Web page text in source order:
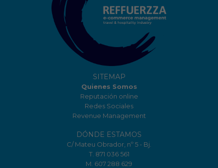
SITEMAP
Quienes Somos
Reputación online
Redes Sociales
Revenue Management
DÓNDE ESTAMOS
C/ Mateu Obrador, nº 5 - Bj.
T. 871 036 561
M. 607 288 629